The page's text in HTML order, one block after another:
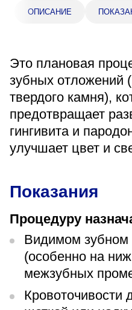
Центр
Понедельник —
Суббота 08:00–16:00
Регистратура
+7 (4742) 55-55-43
Ленинский лесхоз,
Понедельник — четверг
08:00–16:45
перерыв 12:00–12:30
Пятница
08:00–15:45
перерыв 12:00–12:30
ОПИСАНИЕ
Это плановая
зубных отложений
твердого камня),
предотвращает
гингивита и
улучшает цвет и
Показания
Процедуру
Видимом зубном
(особенно на
межзубных
Кровоточивости